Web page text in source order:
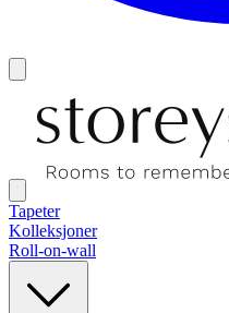
Tapeter
Kolleksjoner
Roll-on-wall